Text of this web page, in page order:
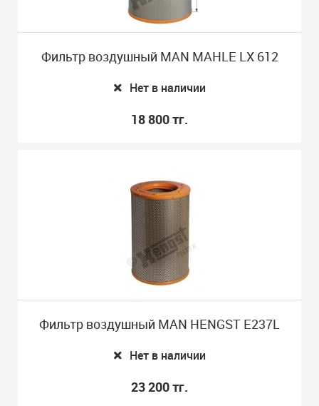
Фильтр воздушный MAN MAHLE LX 612
Нет в наличии
18 800 тг.
Фильтр воздушный MAN HENGST E237L
Нет в наличии
23 200 тг.